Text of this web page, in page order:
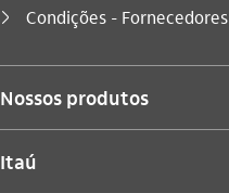
seta_direita
Você está aqui:
Condições - Fornecedores
Nossos produtos
Itaú